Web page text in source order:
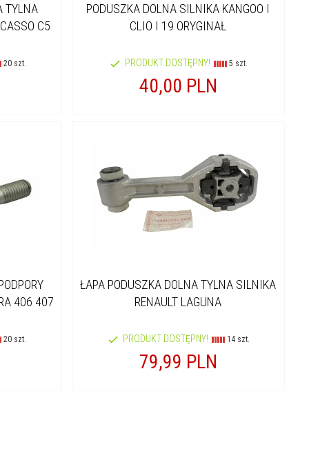
TYLNA
C5
20 szt.
PODUSZKA DOLNA SILNIKA KANGOO I
CLIO I 19 ORYGINAŁ
PRODUKT DOSTĘPNY! 5 szt.
40,00 PLN
406 407
20 szt.
ŁAPA PODUSZKA DOLNA TYLNA SILNIKA
RENAULT LAGUNA
PRODUKT DOSTĘPNY! 14 szt.
79,99 PLN